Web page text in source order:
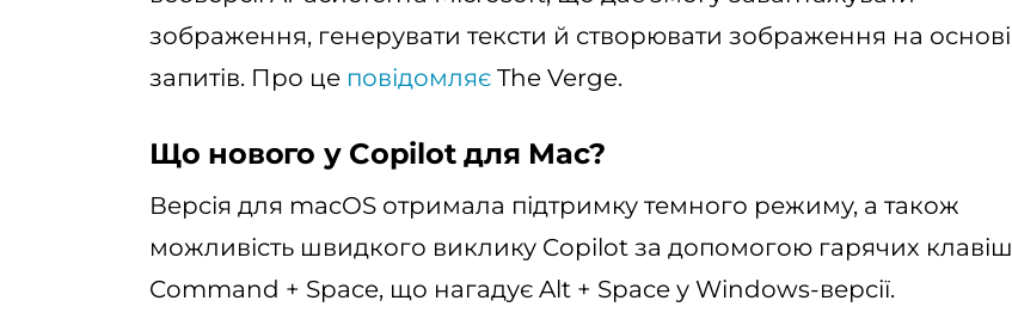
зображення, генерувати тексти й створювати зображення на основі
запитів. Про це повідомляє The Verge.
Що нового у Copilot для Mac?
Версія для macOS отримала підтримку темного режиму, а також
можливість швидкого виклику Copilot за допомогою гарячих клавіш
Command + Space, що нагадує Alt + Space у Windows-версії.